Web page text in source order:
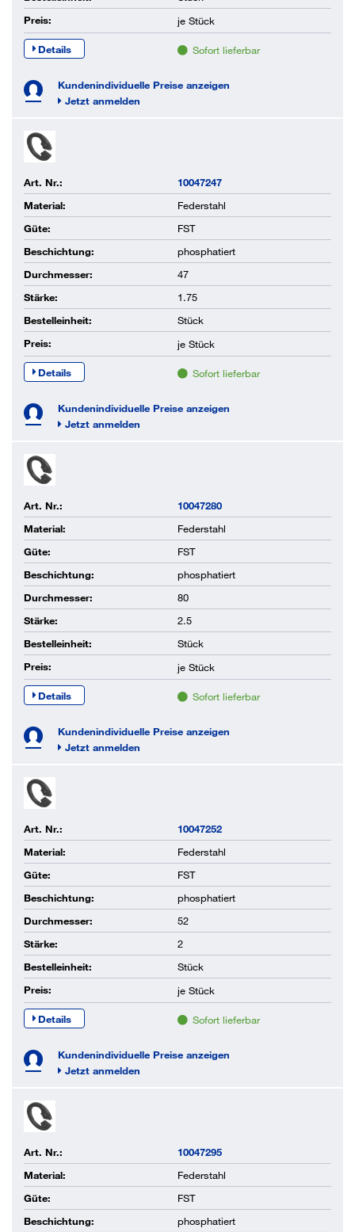
Preis:
je Stück
Details Sofort lieferbar
Kundenindividuelle Preise anzeigen
Jetzt anmelden
Art. Nr.:
10047247
Material:
Federstahl
Güte:
FST
Beschichtung:
phosphatiert
Durchmesser:
47
Stärke:
1.75
Bestelleinheit:
Stück
Preis:
je Stück
Details Sofort lieferbar
Kundenindividuelle Preise anzeigen
Jetzt anmelden
Art. Nr.:
10047280
Material:
Federstahl
Güte:
FST
Beschichtung:
phosphatiert
Durchmesser:
80
Stärke:
2.5
Bestelleinheit:
Stück
Preis:
je Stück
Details Sofort lieferbar
Kundenindividuelle Preise anzeigen
Jetzt anmelden
Art. Nr.:
10047252
Material:
Federstahl
Güte:
FST
Beschichtung:
phosphatiert
Durchmesser:
52
Stärke:
2
Bestelleinheit:
Stück
Preis:
je Stück
Details Sofort lieferbar
Kundenindividuelle Preise anzeigen
Jetzt anmelden
Art. Nr.:
10047295
Material:
Federstahl
Güte:
FST
Beschichtung:
phosphatiert